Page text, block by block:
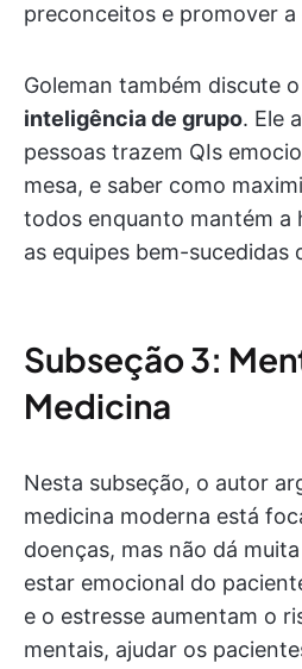
preconceitos e promover a
Goleman também discute
inteligência de grupo. Ele
pessoas trazem QIs
mesa, e saber como
todos enquanto mantém a
as equipes bem-sucedidas
Subseção 3:
Medicina
Nesta subseção, o autor
medicina moderna está
doenças, mas não dá
estar emocional do
e o estresse aumentam o
mentais, ajudar os